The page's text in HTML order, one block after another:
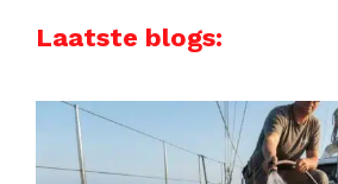
website
Laatste blogs: